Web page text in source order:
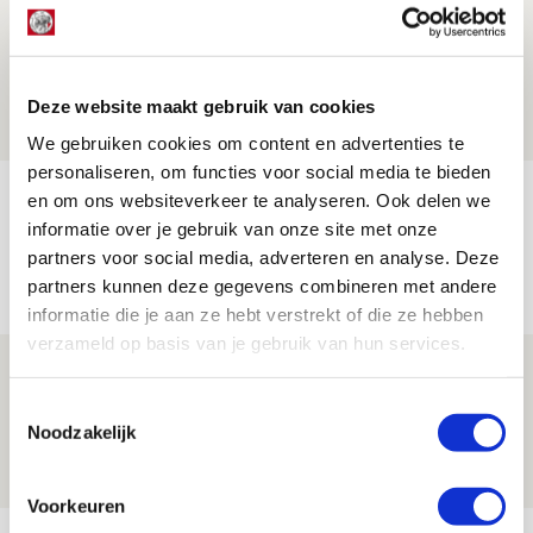
Deze website maakt gebruik van cookies
We gebruiken cookies om content en advertenties te
personaliseren, om functies voor social media te bieden
en om ons websiteverkeer te analyseren. Ook delen we
informatie over je gebruik van onze site met onze
partners voor social media, adverteren en analyse. Deze
partners kunnen deze gegevens combineren met andere
informatie die je aan ze hebt verstrekt of die ze hebben
verzameld op basis van je gebruik van hun services.
Noodzakelijk
Voorkeuren
Is dit de laatste wallpaper van Godts in
de Johan Cruijff Arena?
Trotse Klaassen: ‘Vierhonderd duels
voor mijn club is heel speciaal’
06 AUGUSTUS 2026 - 23:43
NIEUWS
Ajax zet Shelbourne eenvoudig opzij en
06 AUGUSTUS 2026 - 21:52